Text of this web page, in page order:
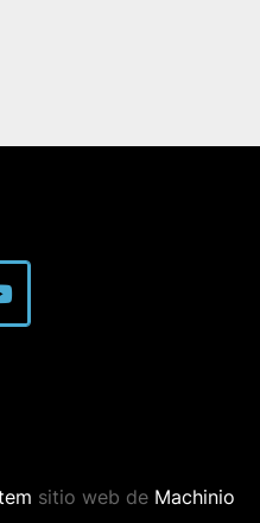
sitio web de Machinio